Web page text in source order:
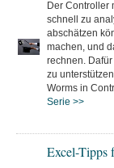
Der Controller
schnell zu
abschätzen
machen, und
rechnen.
zu
Worms in
Serie >>
Excel-Tipps